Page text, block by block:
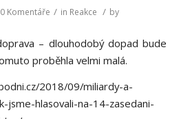
0 Komentáře / in Reakce / by
– dlouhodobý dopad bude
proběhla velmi malá.
2018/09/miliardy-a-
jsme-hlasovali-na-14-zasedani-